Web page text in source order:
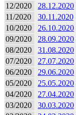
12/2020 28.12.2020
11/2020
30.11.2020
10/2020
26.10.2020
09/2020
28.09.2020
08/2020
31.08.2020
07/2020
27.07.2020
06/2020
29.06.2020
05/2020
25.05.2020
04/2020
27.04.2020
03/2020
30.03.2020